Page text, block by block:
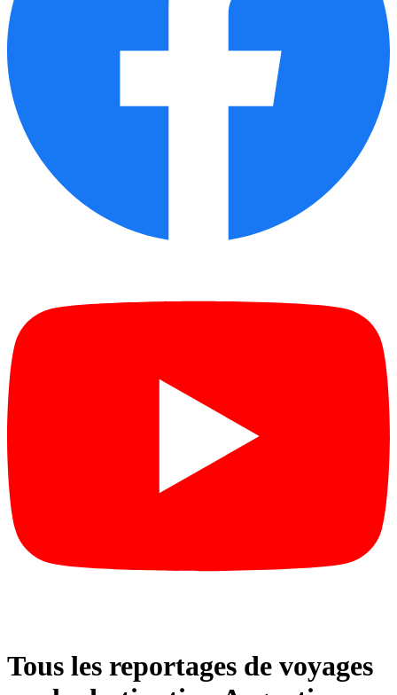
Tous les reportages de voyages